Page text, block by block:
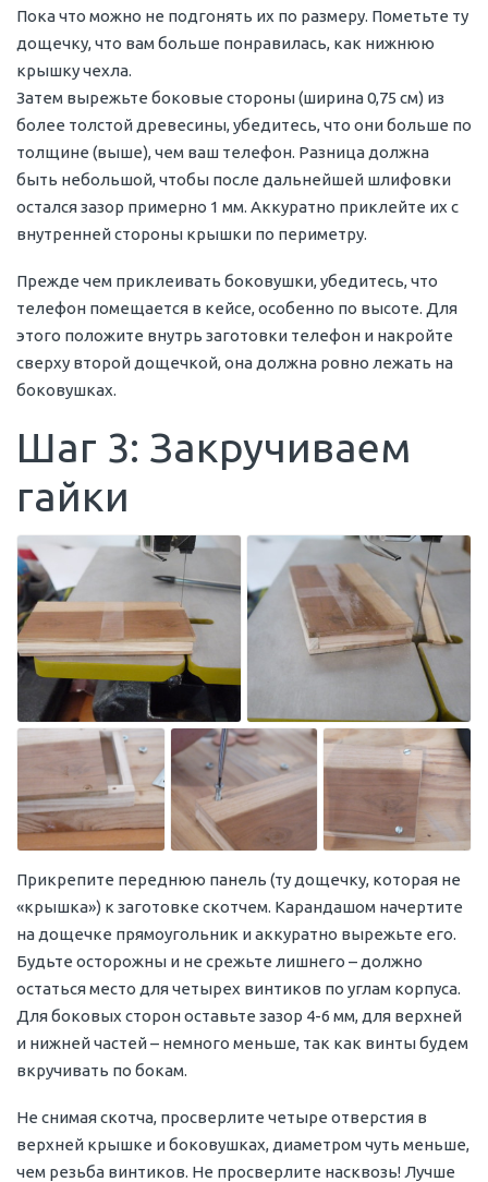
Пока что можно не подгонять их по размеру. Пометьте ту
дощечку, что вам больше понравилась, как нижнюю
крышку чехла.
Затем вырежьте боковые стороны (ширина 0,75 см) из
более толстой древесины, убедитесь, что они больше по
толщине (выше), чем ваш телефон. Разница должна
быть небольшой, чтобы после дальнейшей шлифовки
остался зазор примерно 1 мм. Аккуратно приклейте их с
внутренней стороны крышки по периметру.
Прежде чем приклеивать боковушки, убедитесь, что
телефон помещается в кейсе, особенно по высоте. Для
этого положите внутрь заготовки телефон и накройте
сверху второй дощечкой, она должна ровно лежать на
боковушках.
Шаг 3: Закручиваем
гайки
Прикрепите переднюю панель (ту дощечку, которая не
«крышка») к заготовке скотчем. Карандашом начертите
на дощечке прямоугольник и аккуратно вырежьте его.
Будьте осторожны и не срежьте лишнего – должно
остаться место для четырех винтиков по углам корпуса.
Для боковых сторон оставьте зазор 4-6 мм, для верхней
и нижней частей – немного меньше, так как винты будем
вкручивать по бокам.
Не снимая скотча, просверлите четыре отверстия в
верхней крышке и боковушках, диаметром чуть меньше,
чем резьба винтиков. Не просверлите насквозь! Лучше